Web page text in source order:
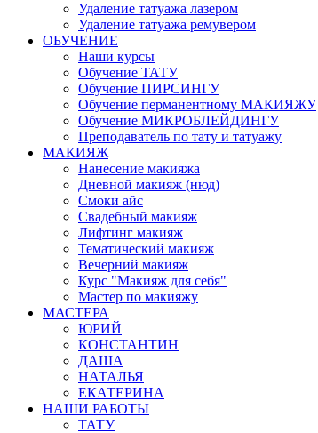
Удаление татуажа лазером
Удаление татуажа ремувером
ОБУЧЕНИЕ
Наши курсы
Обучение ТАТУ
Обучение ПИРСИНГУ
Обучение перманентному МАКИЯЖУ
Обучение МИКРОБЛЕЙДИНГУ
Преподаватель по тату и татуажу
МАКИЯЖ
Нанесение макияжа
Дневной макияж (нюд)
Смоки айс
Свадебный макияж
Лифтинг макияж
Тематический макияж
Вечерний макияж
Курс "Макияж для себя"
Мастер по макияжу
МАСТЕРА
ЮРИЙ
КОНСТАНТИН
ДАША
НАТАЛЬЯ
ЕКАТЕРИНА
НАШИ РАБОТЫ
ТАТУ